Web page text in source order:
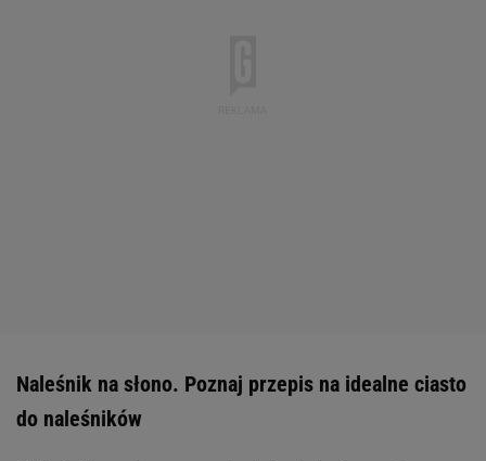
Naleśnik na słono. Poznaj przepis na idealne ciasto
do naleśników